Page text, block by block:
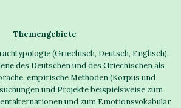
Themengebiete
(Griechisch, Deutsch, Englisch),
des Deutschen und des Griechischen als
empirische Methoden (Korpus und
und Projekte beispielsweise zum
und zum Emotionsvokabular